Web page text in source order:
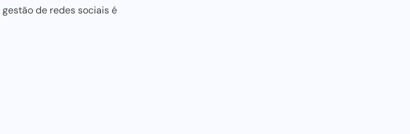
gestão de redes sociaisé